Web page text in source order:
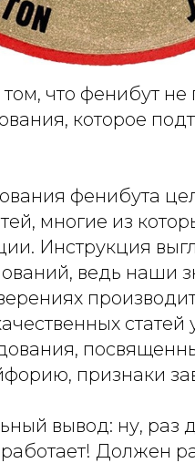
том, что фенибут
которое
фенибута
многие из
Инструкция
ведь наши
статей
признаки
вывод: ну, раз
Должен